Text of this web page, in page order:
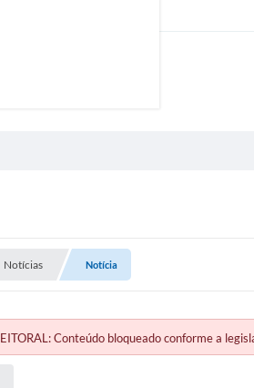
Notícias Notícia
Conteúdo bloqueado conforme a